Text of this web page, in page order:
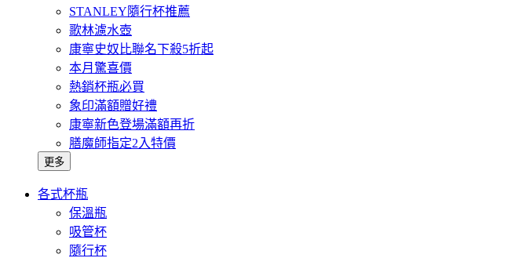
STANLEY隨行杯推薦
歌林濾水壺
康寧史奴比聯名下殺5折起
本月驚喜價
熱銷杯瓶必買
象印滿額贈好禮
康寧新色登場滿額再折
膳魔師指定2入特價
更多
各式杯瓶
保溫瓶
吸管杯
隨行杯